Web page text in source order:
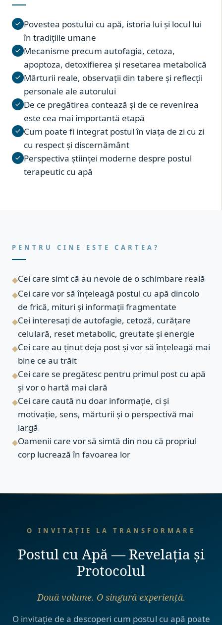
Povestea postului cu apă, istoria lui și locul lui
în tradițiile umane
Mecanisme precum autofagia, cetoza,
apoptoza, detoxifierea și resetarea metabolică
Mărturii reale, observații din tabere și reflecții
personale ale autorului
De ce pregătirea contează și de ce revenirea
este cea mai importantă etapă
Cum poate fi integrat postul în viața de zi cu zi
cu respect și discernământ
Perspectiva științei moderne despre postul
terapeutic cu apă
PENTRU CINE ESTE CARTEA?
◆Cei care simt că au nevoie de o schimbare reală
◆Cei care vor să înțeleagă postul cu apă dincolo
de frică, mituri și informații fragmentate
◆Cei interesați de autofagie, cetoză, curățare
celulară, reset metabolic, greutate și energie
◆Cei care au ținut deja post și vor să înțeleagă mai
bine ce au trăit
◆Cei care se pregătesc pentru primul post cu apă
și vor o hartă mai clară
◆Cei care caută nu doar informație, ci și
motivație, sens, mărturii și o perspectivă mai
largă
◆Oamenii care vor să simtă din nou că propriul
corp lucrează în favoarea lor
O INVITAȚIE LA TRANSFORMARE
Postul cu Apă — Revelația și
Protocolul
Două volume. O singură experiență.
O invitație de a descoperi cum postul cu apă poate